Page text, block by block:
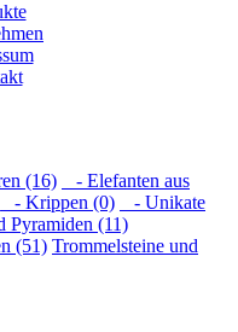
(16)
- Elefanten aus
- Krippen (0)
- Unikate
Pyramiden (11)
(51) Trommelsteine und